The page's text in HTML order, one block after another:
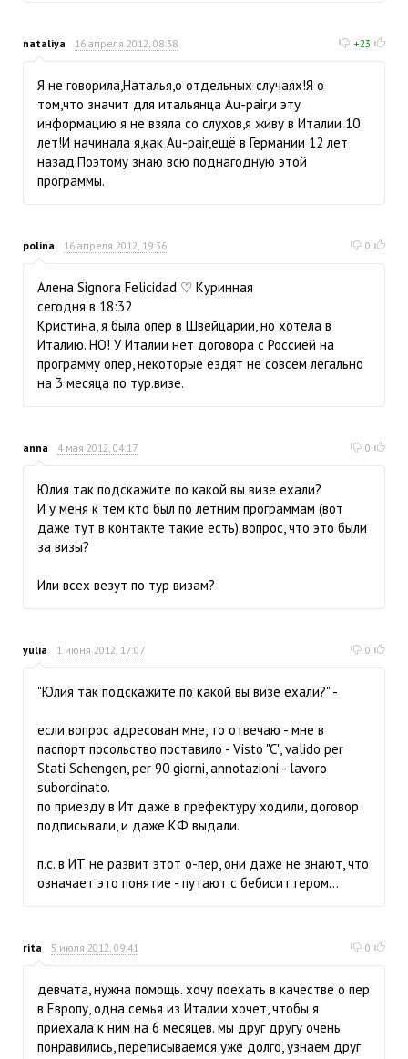
nataliya 16 апреля 2012, 08:38 +23
Я не говорила,Наталья,о отдельных случаях!Я о
том,что значит для итальянца Au-pair,и эту
информацию я не взяла со слухов,я живу в Италии 10
лет!И начинала я,как Au-pair,ещё в Германии 12 лет
назад.Поэтому знаю всю поднагодную этой
программы.
polina 16 апреля 2012, 19:36 0
Алена Signora Felicidad ♡ Куринная
сегодня в 18:32
Кристина, я была опер в Швейцарии, но хотела в
Италию. НО! У Италии нет договора с Россией на
программу опер, некоторые ездят не совсем легально
на 3 месяца по тур.визе.
anna 4 мая 2012, 04:17 0
Юлия так подскажите по какой вы визе ехали?
И у меня к тем кто был по летним программам (вот
даже тут в контакте такие есть) вопрос, что это были
за визы?
Или всех везут по тур визам?
yulia 1 июня 2012, 17:07 0
"Юлия так подскажите по какой вы визе ехали?" -
если вопрос адресован мне, то отвечаю - мне в
паспорт посольство поставило - Visto "C", valido per
Stati Schengen, per 90 giorni, annotazioni - lavoro
subordinato.
по приезду в Ит даже в префектуру ходили, договор
подписывали, и даже КФ выдали.
п.с. в ИТ не развит этот о-пер, они даже не знают, что
означает это понятие - путают с бебиситтером...
rita 5 июля 2012, 09:41 0
девчата, нужна помощь. хочу поехать в качестве о пер
в Европу, одна семья из Италии хочет, чтобы я
приехала к ним на 6 месяцев. мы друг другу очень
понравились, переписываемся уже долго, узнаем друг